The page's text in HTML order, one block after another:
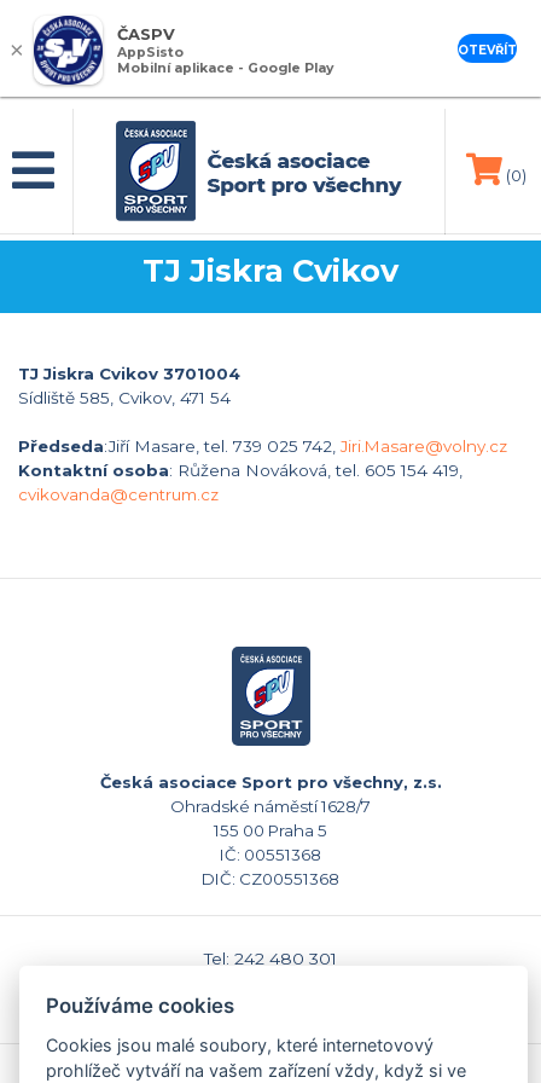
(0)
TJ Jiskra Cvikov
TJ Jiskra Cvikov 3701004
Sídliště 585, Cvikov, 471 54
Předseda:Jiří Masare, tel. 739 025 742, Jiri.Masare@volny.cz
Kontaktní osoba: Růžena Nováková, tel. 605 154 419,
cvikovanda@centrum.cz
Česká asociace Sport pro všechny, z.s.
Ohradské náměstí 1628/7
155 00 Praha 5
IČ: 00551368
DIČ: CZ00551368
Tel: 242 480 301
www.caspv.cz
×
ČASPV
AppSisto
Mobilní aplikace - Google Play
OTEVŘÍT
Používáme cookies
Cookies jsou malé soubory, které internetovový
prohlížeč vytváří na vašem zařízení vždy, když si ve